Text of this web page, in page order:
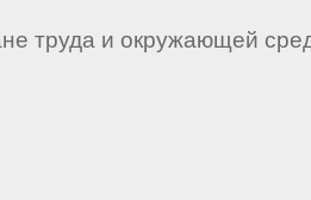
труда и окружающей